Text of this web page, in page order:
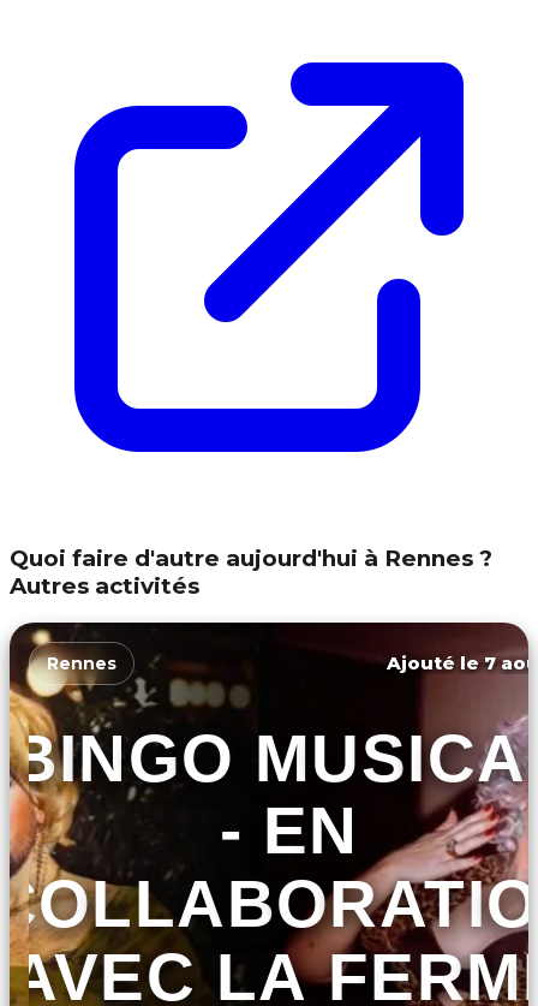
Quoi faire d'autre aujourd'hui à Rennes ?
Autres activités
Rennes Ajouté le 7
BINGO
- EN
AVEC LA